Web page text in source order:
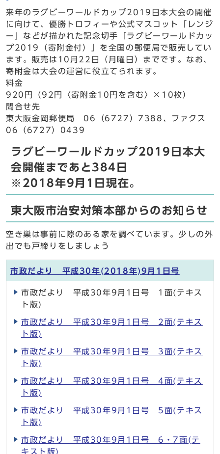
来年のラグビーワールドカップ2019日本大会の開催
に向けて、優勝トロフィーや公式マスコット「レンジ
ー」などが描かれた記念切手「ラグビーワールドカッ
プ2019（寄附金付）」を全国の郵便局で販売してい
ます。販売は10月22日（月曜日）までです。なお、
寄附金は大会の運営に役立てられます。
料金
920円（92円〈寄附金10円を含む〉×10枚）
問合せ先
東大阪金岡郵便局 06（6727）7388、ファクス
06（6727）0439
ラグビーワールドカップ2019日本大
会開催まであと384日
※2018年9月1日現在。
東大阪市治安対策本部からのお知らせ
空き巣は事前に隙のある家を調べています。少しの外
出でも戸締りをしましょう
市政だより 平成30年(2018年)9月1日号
市政だより 平成30年9月1日号 1面(テキス
ト版)
市政だより 平成30年9月1日号 2面(テキス
ト版)
市政だより 平成30年9月1日号 3面(テキス
ト版)
市政だより 平成30年9月1日号 4面(テキス
ト版)
市政だより 平成30年9月1日号 5面(テキス
ト版)
市政だより 平成30年9月1日号 6・7面(テ
キスト版)